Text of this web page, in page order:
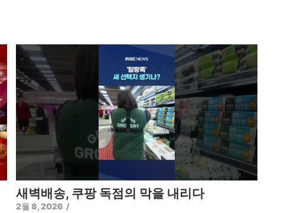
새벽배송, 쿠팡 독점의 막을 내리다
2월 8, 2026 /